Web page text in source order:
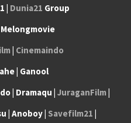
| Dunia21 Group
| Cinemaindo
| Ganool
| Dramaqu | JuraganFilm|
| Anoboy | Savefilm21 |